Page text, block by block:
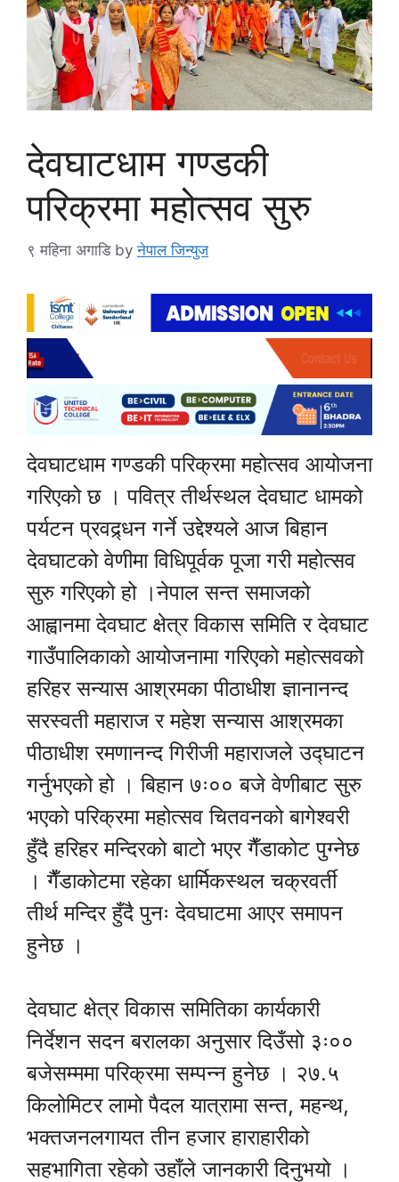
देवघाटधाम गण्डकी
परिक्रमा महोत्सव सुरु
९ महिना अगाडि byनेपाल जिन्युज
देवघाटधाम गण्डकी परिक्रमा महोत्सव आयोजना
गरिएको छ । पवित्र तीर्थस्थल देवघाट धामको
पर्यटन प्रवद्र्धन गर्ने उद्देश्यले आज बिहान
देवघाटको वेणीमा विधिपूर्वक पूजा गरी महोत्सव
सुरु गरिएको हो ।नेपाल सन्त समाजको
आह्वानमा देवघाट क्षेत्र विकास समिति र देवघाट
गाउँपालिकाको आयोजनामा गरिएको महोत्सवको
हरिहर सन्यास आश्रमका पीठाधीश ज्ञानानन्द
सरस्वती महाराज र महेश सन्यास आश्रमका
पीठाधीश रमणानन्द गिरीजी महाराजले उद्घाटन
गर्नुभएको हो । बिहान ७ः०० बजे वेणीबाट सुरु
भएको परिक्रमा महोत्सव चितवनको बागेश्वरी
हुँदै हरिहर मन्दिरको बाटो भएर गैँडाकोट पुग्नेछ
। गैँडाकोटमा रहेका धार्मिकस्थल चक्रवर्ती
तीर्थ मन्दिर हुँदै पुनः देवघाटमा आएर समापन
हुनेछ ।
देवघाट क्षेत्र विकास समितिका कार्यकारी
निर्देशन सदन बरालका अनुसार दिउँसो ३ः००
बजेसम्ममा परिक्रमा सम्पन्न हुनेछ । २७.५
किलोमिटर लामो पैदल यात्रामा सन्त, महन्थ,
भक्तजनलगायत तीन हजार हाराहारीको
सहभागिता रहेको उहाँले जानकारी दिनुभयो ।